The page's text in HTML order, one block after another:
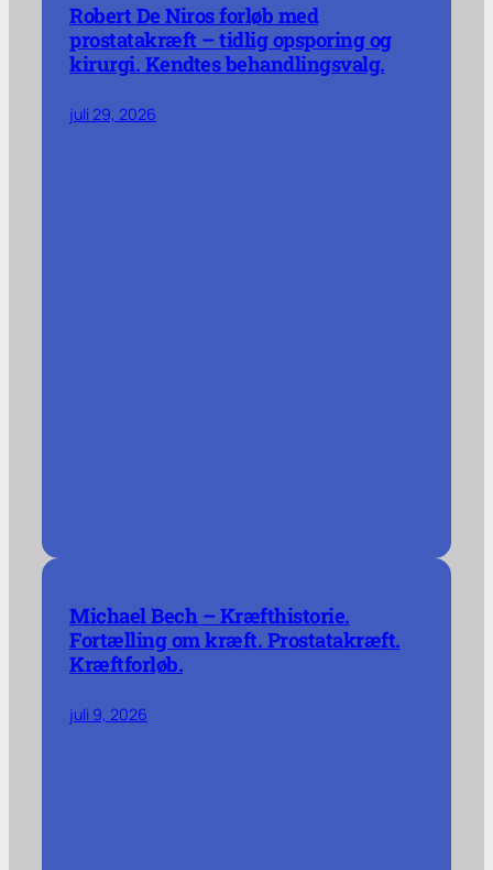
Robert De Niros forløb med
prostatakræft – tidlig opsporing og
kirurgi. Kendtes behandlingsvalg.
juli 29, 2026
Michael Bech – Kræfthistorie.
Fortælling om kræft. Prostatakræft.
Kræftforløb.
juli 9, 2026